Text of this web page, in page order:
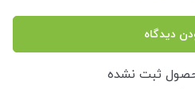
دیدگاه
ثبت نشده